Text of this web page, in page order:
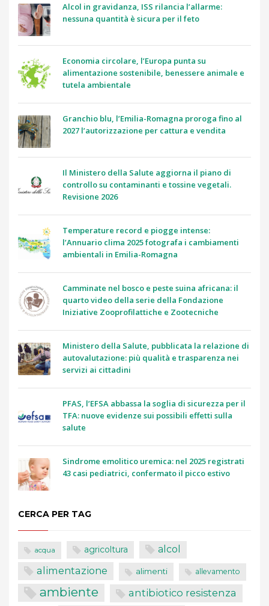
Alcol in gravidanza, ISS rilancia l’allarme:
nessuna quantità è sicura per il feto
Economia circolare, l’Europa punta su
alimentazione sostenibile, benessere animale e
tutela ambientale
Granchio blu, l’Emilia-Romagna proroga fino al
2027 l’autorizzazione per cattura e vendita
Il Ministero della Salute aggiorna il piano di
controllo su contaminanti e tossine vegetali.
Revisione 2026
Temperature record e piogge intense:
l’Annuario clima 2025 fotografa i cambiamenti
ambientali in Emilia-Romagna
Camminate nel bosco e peste suina africana: il
quarto video della serie della Fondazione
Iniziative Zooprofilattiche e Zootecniche
Ministero della Salute, pubblicata la relazione di
autovalutazione: più qualità e trasparenza nei
servizi ai cittadini
PFAS, l’EFSA abbassa la soglia di sicurezza per il
TFA: nuove evidenze sui possibili effetti sulla
salute
Sindrome emolitico uremica: nel 2025 registrati
43 casi pediatrici, confermato il picco estivo
CERCA PER TAG
acqua agricoltura alcol
alimentazione alimenti allevamento
ambiente antibiotico resistenza